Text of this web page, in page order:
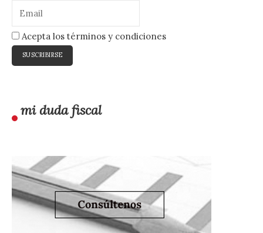
Acepta los términos y condiciones
mi duda fiscal